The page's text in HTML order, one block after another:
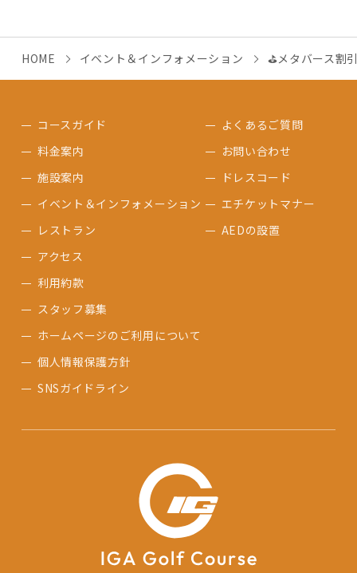
HOME イベント＆インフォメーション ⛳メタバース割
コースガイド
料金案内
施設案内
イベント＆インフォメーション
レストラン
アクセス
よくあるご質問
お問い合わせ
ドレスコード
エチケットマナー
AEDの設置
利用約款
スタッフ募集
ホームページのご利用について
個人情報保護方針
SNSガイドライン